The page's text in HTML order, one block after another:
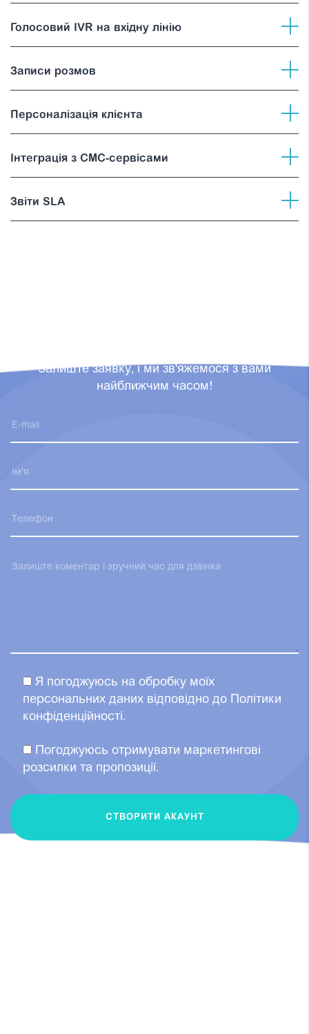
Голосовий IVR на вхідну лінію
Записи розмов
Персоналізація клієнта
Інтеграція з СМС-сервісами
Звіти SLA
Залиште заявку, і ми зв'яжемося з вами
найближчим часом!
Я погоджуюсь на обробку моїх
персональних даних відповідно до Політики
конфіденційності.
Погоджуюсь отримувати маркетингові
розсилки та пропозиції.
СТВОРИТИ АКАУНТ